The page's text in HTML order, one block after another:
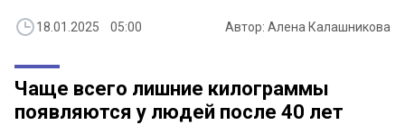
18.01.2025 05:00 Автор: Алена Калашникова
Чаще всего лишние килограммы
появляются у людей после 40 лет